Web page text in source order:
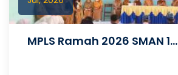
MPLS Ramah 2026 SMAN 1...